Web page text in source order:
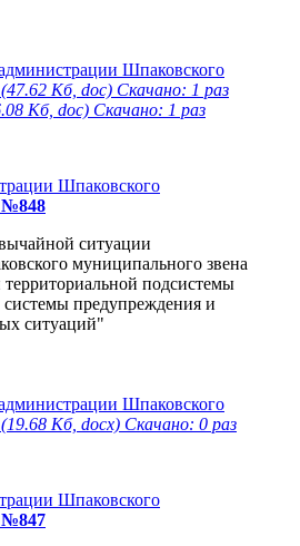
Шпаковского
(47.62 Кб, doc) Скачано: 1 раз
Кб, doc) Скачано: 1 раз
Шпаковского
№848
ситуации
муниципального звена
подсистемы
системы предупреждения и
ситуаций"
Шпаковского
(19.68 Кб, docx) Скачано: 0 раз
Шпаковского
№847